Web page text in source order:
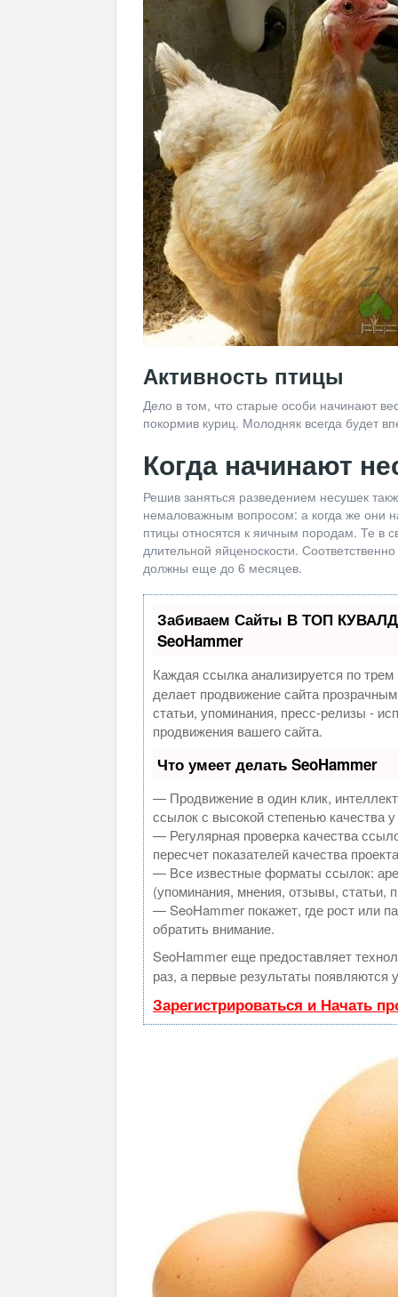
Активность птицы
Дело в том, что старые особи начинают
покормив куриц. Молодняк всегда будет
Когда начинают
Решив заняться разведением несушек
немаловажным вопросом: а когда же они
птицы относятся к яичным породам. Те в
длительной яйценоскости.
должны еще до 6 месяцев.
Забиваем Сайты В ТОП
SeoHammer
Каждая ссылка анализируется по
делает продвижение сайта
статьи, упоминания, пресс-релизы -
продвижения вашего сайта.
Что умеет делать SeoHammer
— Продвижение в один клик,
ссылок с высокой степенью качества
— Регулярная проверка качества
пересчет показателей качества
— Все известные форматы ссылок:
(упоминания, мнения, отзывы, статьи,
— SeoHammer покажет, где рост или
обратить внимание.
SeoHammer еще предоставляет
раз, а первые результаты появляются
Зарегистрироваться и Начать